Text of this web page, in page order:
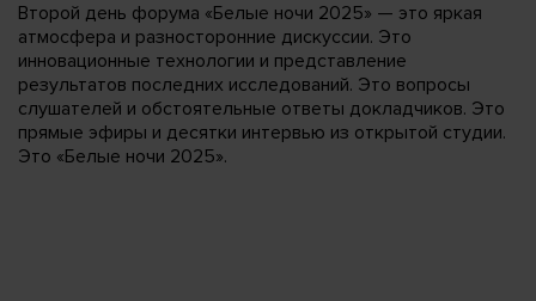
Второй день форума «Белые ночи 2025» — это яркая
атмосфера и разносторонние дискуссии. Это
инновационные технологии и представление
результатов последних исследований. Это вопросы
слушателей и обстоятельные ответы докладчиков. Это
прямые эфиры и десятки интервью из открытой студии.
Это «Белые ночи 2025».